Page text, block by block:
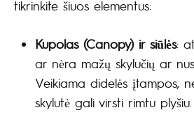
tikrinkite šiuos elementus:
Kupolas (Canopy) ir siūlės:
ar nėra mažų skylučių ar
Veikiama didelės įtampos,
skylutė gali virsti rimtu plyšiu.